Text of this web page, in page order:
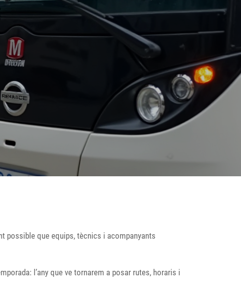
possible que equips, tècnics i acompanyants
l’any que ve tornarem a posar rutes, horaris i